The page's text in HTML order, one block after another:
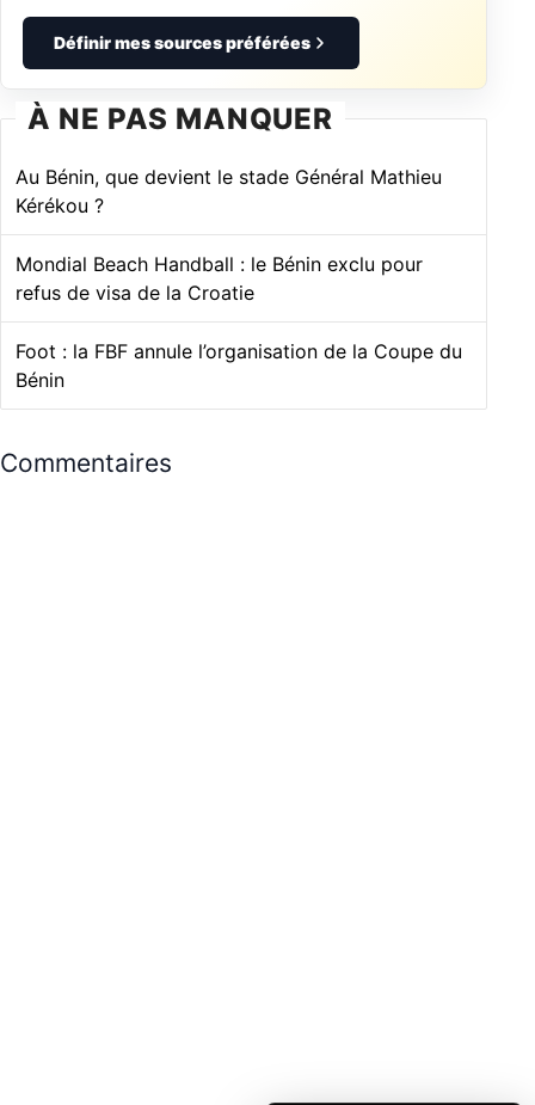
Définir mes sources préférées
À NE PAS MANQUER
Au Bénin, que devient le stade Général Mathieu
Kérékou ?
Mondial Beach Handball : le Bénin exclu pour
refus de visa de la Croatie
Foot : la FBF annule l’organisation de la Coupe du
Bénin
Commentaires